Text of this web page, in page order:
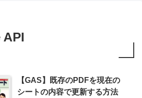
API
【GAS】既存のPDFを現在の
シートの内容で更新する方法